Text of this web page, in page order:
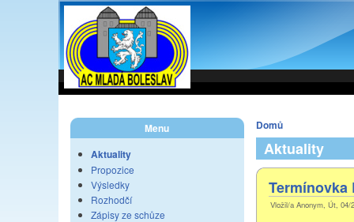
Menu
Aktuality
Propozice
Výsledky
Rozhodčí
Zápisy ze schůze
Domů
Aktuality
Termínovka
Vložil/a Anonym, Út, 04/